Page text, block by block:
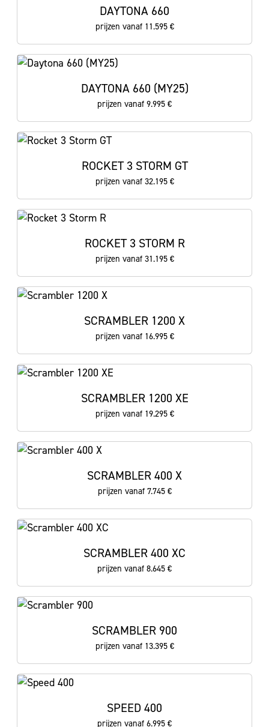
DAYTONA 660
prijzen vanaf 11.595 €
DAYTONA 660 (MY25)
prijzen vanaf 9.995 €
ROCKET 3 STORM GT
prijzen vanaf 32.195 €
ROCKET 3 STORM R
prijzen vanaf 31.195 €
SCRAMBLER 1200 X
prijzen vanaf 16.995 €
SCRAMBLER 1200 XE
prijzen vanaf 19.295 €
SCRAMBLER 400 X
prijzen vanaf 7.745 €
SCRAMBLER 400 XC
prijzen vanaf 8.645 €
SCRAMBLER 900
prijzen vanaf 13.395 €
SPEED 400
prijzen vanaf 6.995 €